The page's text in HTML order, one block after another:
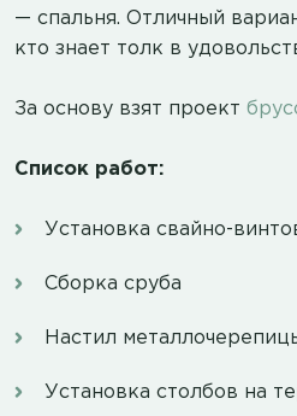
— спальня. Отличный
кто знает толк в
За основу взят проект
Список работ:
Установка свайно-
Сборка сруба
Настил
Установка столбов на